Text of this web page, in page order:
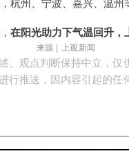
在阳光助力下气温回升，
来源 | 上观新闻
、观点判断保持中立，
行推送，因内容引起的